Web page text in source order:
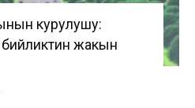
курулушу:
жакын